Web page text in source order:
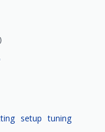
setup tuning